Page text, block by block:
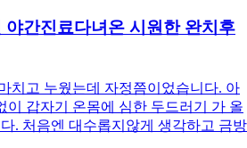
야간진료다녀온 시원한 완치후
치고 누웠는데 자정쯤이었습니다. 아
이 갑자기 온몸에 심한 두드러기 가 올
. 처음엔 대수롭지않게 생각하고 금방